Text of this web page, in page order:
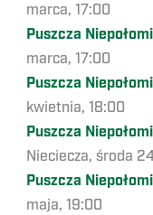
marca, 17:00
Puszcza
marca, 17:00
Puszcza
kwietnia, 18:00
Puszcza
Nieciecza, środa
Puszcza
maja, 19:00